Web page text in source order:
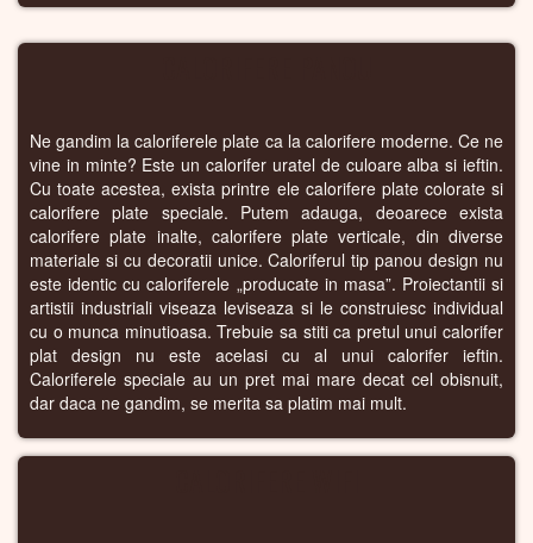
Ne gandim la caloriferele plate ca la calorifere moderne. Ce ne
vine in minte? Este un calorifer uratel de culoare alba si ieftin.
Cu toate acestea, exista printre ele calorifere plate colorate si
calorifere plate speciale. Putem adauga, deoarece exista
calorifere plate inalte, calorifere plate verticale, din diverse
materiale si cu decoratii unice. Caloriferul tip panou design nu
este identic cu caloriferele „producate in masa”. Proiectantii si
artistii industriali viseaza leviseaza si le construiesc individual
cu o munca minutioasa. Trebuie sa stiti ca pretul unui calorifer
plat design nu este acelasi cu al unui calorifer ieftin.
Caloriferele speciale au un pret mai mare decat cel obisnuit,
dar daca ne gandim, se merita sa platim mai mult.